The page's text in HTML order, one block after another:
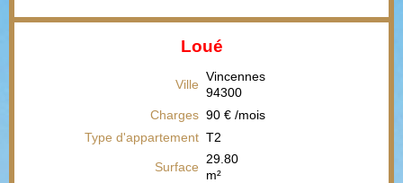
Loué
Ville
Vincennes
94300
Charges 90 € /mois
Type d'appartement T2
Surface
29.80
m²